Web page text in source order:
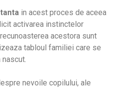
in acest proces de aceea
activarea instinctelor
acestora sunt
tabloul familiei care se
nevoile copilului, ale